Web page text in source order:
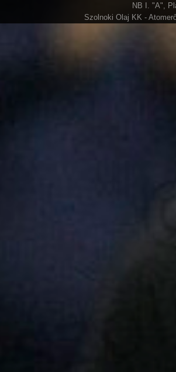
NB I. "A",
Szolnoki Olaj KK -